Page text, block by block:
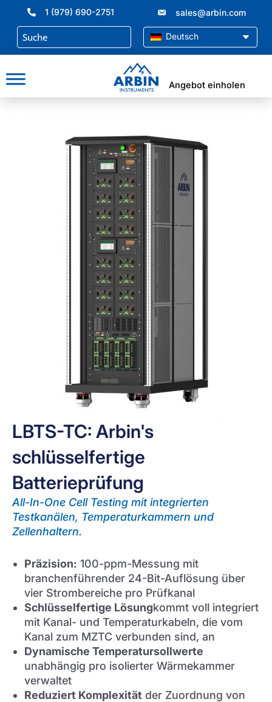
springen
1 (979) 690-2751 sales@arbin.com
Deutsch
Angebot einholen
LBTS-TC: Arbin's
schlüsselfertige
Batterieprüfung
All-In-One Cell Testing mit integrierten
Testkanälen, Temperaturkammern und
Zellenhaltern.
Präzision: 100-ppm-Messung mit
branchenführender 24-Bit-Auflösung über
vier Strombereiche pro Prüfkanal
Schlüsselfertige Lösungkommt voll integriert
mit Kanal- und Temperaturkabeln, die vom
Kanal zum MZTC verbunden sind, an
Dynamische Temperatursollwerte
unabhängig pro isolierter Wärmekammer
verwaltet
Reduziert Komplexität der Zuordnung von